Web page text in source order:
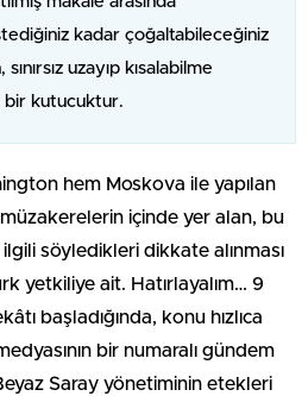
kadar çoğaltabileceğiniz
uzayıp kısalabilme
bir kutucuktur.
hem Moskova ile yapılan
içinde yer alan, bu
söyledikleri dikkate alınması
yetkiliye ait. Hatırlayalım… 9
başladığında, konu hızlıca
bir numaralı gündem
Saray yönetiminin etekleri